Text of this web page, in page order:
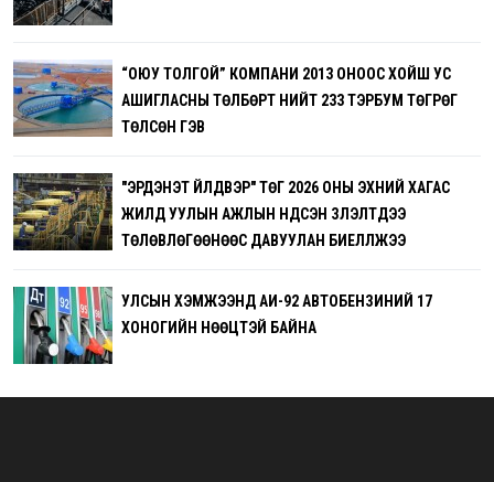
“ОЮУ ТОЛГОЙ” КОМПАНИ 2013 ОНООС ХОЙШ УС
АШИГЛАСНЫ ТӨЛБӨРТ НИЙТ 233 ТЭРБУМ ТӨГРӨГ
ТӨЛСӨН ГЭВ
"ЭРДЭНЭТ ҮЙЛДВЭР" ТӨҮГ 2026 ОНЫ ЭХНИЙ ХАГАС
ЖИЛД УУЛЫН АЖЛЫН ҮНДСЭН ҮЗҮҮЛЭЛТҮҮДЭЭ
ТӨЛӨВЛӨГӨӨНӨӨС ДАВУУЛАН БИЕЛҮҮЛЖЭЭ
УЛСЫН ХЭМЖЭЭНД АИ-92 АВТОБЕНЗИНИЙ 17
ХОНОГИЙН НӨӨЦТЭЙ БАЙНА